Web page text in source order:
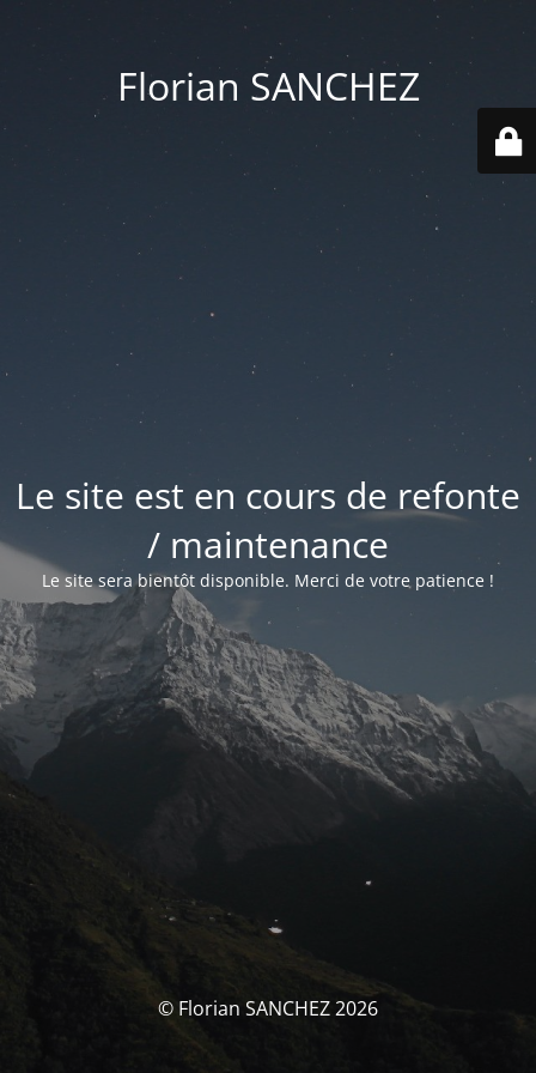
Florian SANCHEZ
Le site est en cours de refonte
/ maintenance
Le site sera bientôt disponible. Merci de votre patience !
© Florian SANCHEZ 2026